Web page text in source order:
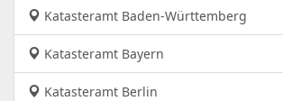
Katasteramt Baden-Württemberg
Katasteramt Bayern
Katasteramt Berlin